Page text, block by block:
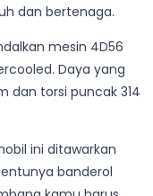
dan bertenaga.
mesin 4D56
Daya yang
dan torsi puncak 314
ini ditawarkan
banderol